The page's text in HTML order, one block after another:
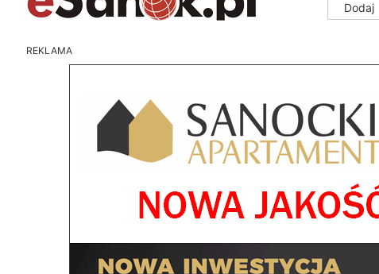
Dodaj
REKLAMA